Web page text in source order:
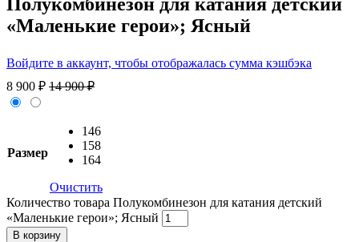
«Маленькие герои»; Ясный
Войдите в аккаунт, чтобы отображалась сумма кэшбэка
8 900 ₽ 14 900₽
Размер
146
158
164
Очистить
Количество товара Полукомбинезон для катания детский
«Маленькие герои»; Ясный
В корзину